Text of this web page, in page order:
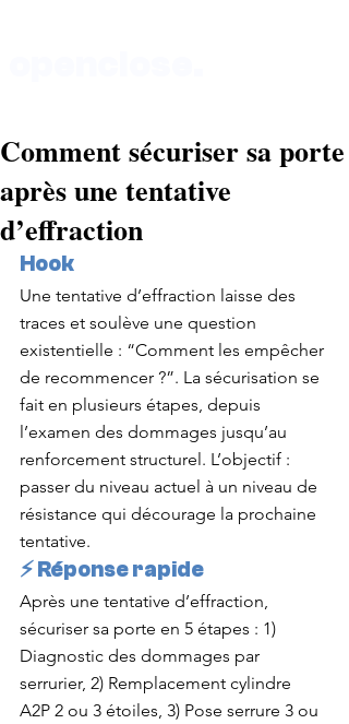
Boutique au 135 rue de Vaugirard 75015 Paris
Comment sécuriser sa porte
après une tentative
d’effraction
Hook
Une tentative d’effraction laisse des
traces et soulève une question
existentielle : “Comment les empêcher
de recommencer ?”. La sécurisation se
fait en plusieurs étapes, depuis
l’examen des dommages jusqu’au
renforcement structurel. L’objectif :
passer du niveau actuel à un niveau de
résistance qui décourage la prochaine
tentative.
⚡ Réponse rapide
Après une tentative d’effraction,
sécuriser sa porte en 5 étapes : 1)
Diagnostic des dommages par
serrurier, 2) Remplacement cylindre
A2P 2 ou 3 étoiles, 3) Pose serrure 3 ou